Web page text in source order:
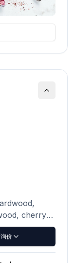
cherry
the
24 hours in
bed of fir to
询价